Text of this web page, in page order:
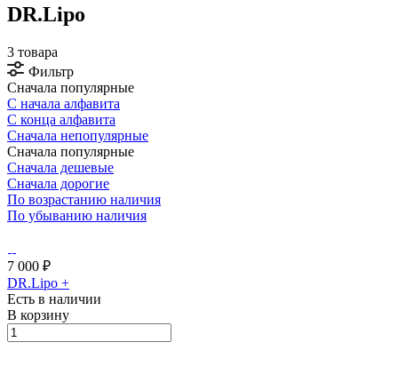
DR.Lipo
3 товара
Фильтр
Сначала популярные
С начала алфавита
С конца алфавита
Сначала непопулярные
Сначала популярные
Сначала дешевые
Сначала дорогие
По возрастанию наличия
По убыванию наличия
7 000 ₽
DR.Lipo +
Есть в наличии
В корзину